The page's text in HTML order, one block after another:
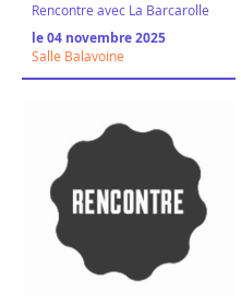
Rencontre avec La Barcarolle
le 04 novembre 2025
Salle Balavoine